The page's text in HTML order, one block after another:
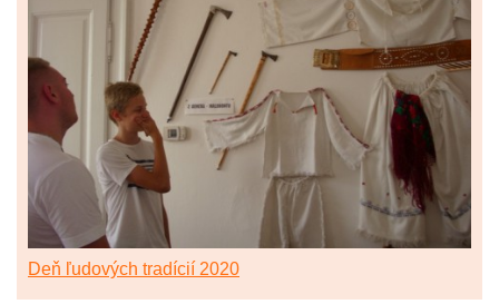
Deň ľudových tradícií 2020